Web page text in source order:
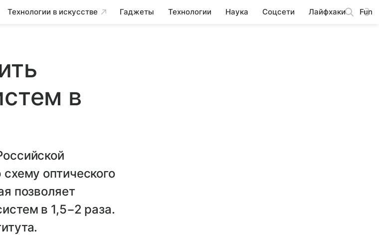
Технологии в искусстве Гаджеты Технологии Наука Соцсети Лайфхаки Fun
в
оптического
позволяет
в 1,5−2 раза.